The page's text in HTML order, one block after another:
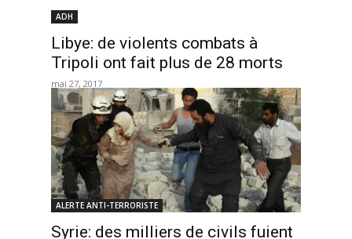
ADH
Libye: de violents combats à
Tripoli ont fait plus de 28 morts
mai 27, 2017
ALERTE ANTI-TERRORISTE
Syrie: des milliers de civils fuient